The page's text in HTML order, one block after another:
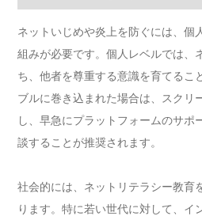
ネットいじめや炎上を防ぐには、個
組みが必要です。個人レベルでは、
ち、他者を尊重する意識を育てるこ
ブルに巻き込まれた場合は、スクリ
し、早急にプラットフォームのサポ
談することが推奨されます。
社会的には、ネットリテラシー教育
ります。特に若い世代に対して、イ